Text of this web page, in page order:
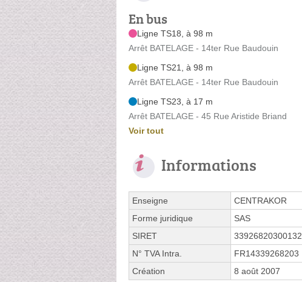
En bus
Ligne TS18, à 98 m
Arrêt BATELAGE - 14ter Rue Baudouin
Ligne TS21, à 98 m
Arrêt BATELAGE - 14ter Rue Baudouin
Ligne TS23, à 17 m
Arrêt BATELAGE - 45 Rue Aristide Briand
Voir tout
Informations
Enseigne
CENTRAKOR
Forme juridique
SAS
SIRET
33926820300132
N° TVA Intra.
FR14339268203
Création
8 août 2007